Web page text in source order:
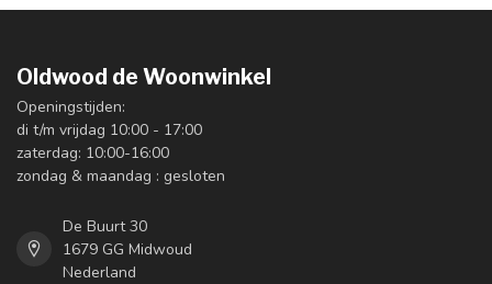
Oldwood de Woonwinkel
Openingstijden:
di t/m vrijdag 10:00 - 17:00
zaterdag: 10:00-16:00
zondag & maandag : gesloten
De Buurt 30
1679 GG Midwoud
Nederland